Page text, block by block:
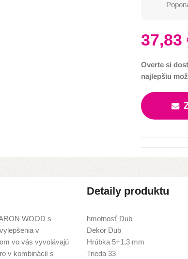
37,83
Overte si
najlepšiu
WOOD s
v
vo vás vyvolávajú
v kombinácií s
Detaily produktu
hmotnosť Dub
Dekor Dub
Hrúbka 5+1,3 mm
Trieda 33